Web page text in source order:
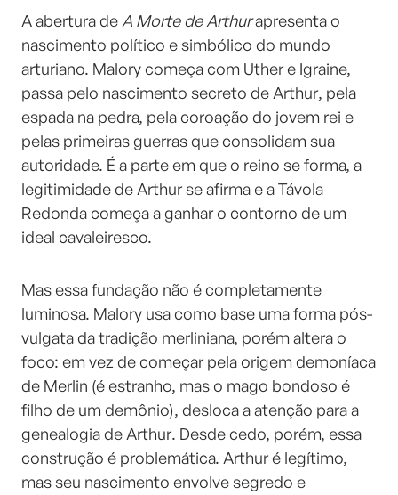
A abertura de A Morte de Arthurapresenta o
nascimento político e simbólico do mundo
arturiano. Malory começa com Uther e Igraine,
passa pelo nascimento secreto de Arthur, pela
espada na pedra, pela coroação do jovem rei e
pelas primeiras guerras que consolidam sua
autoridade. É a parte em que o reino se forma, a
legitimidade de Arthur se afirma e a Távola
Redonda começa a ganhar o contorno de um
ideal cavaleiresco.
Mas essa fundação não é completamente
luminosa. Malory usa como base uma forma pós-
vulgata da tradição merliniana, porém altera o
foco: em vez de começar pela origem demoníaca
de Merlin (é estranho, mas o mago bondoso é
filho de um demônio), desloca a atenção para a
genealogia de Arthur. Desde cedo, porém, essa
construção é problemática. Arthur é legítimo,
mas seu nascimento envolve segredo e